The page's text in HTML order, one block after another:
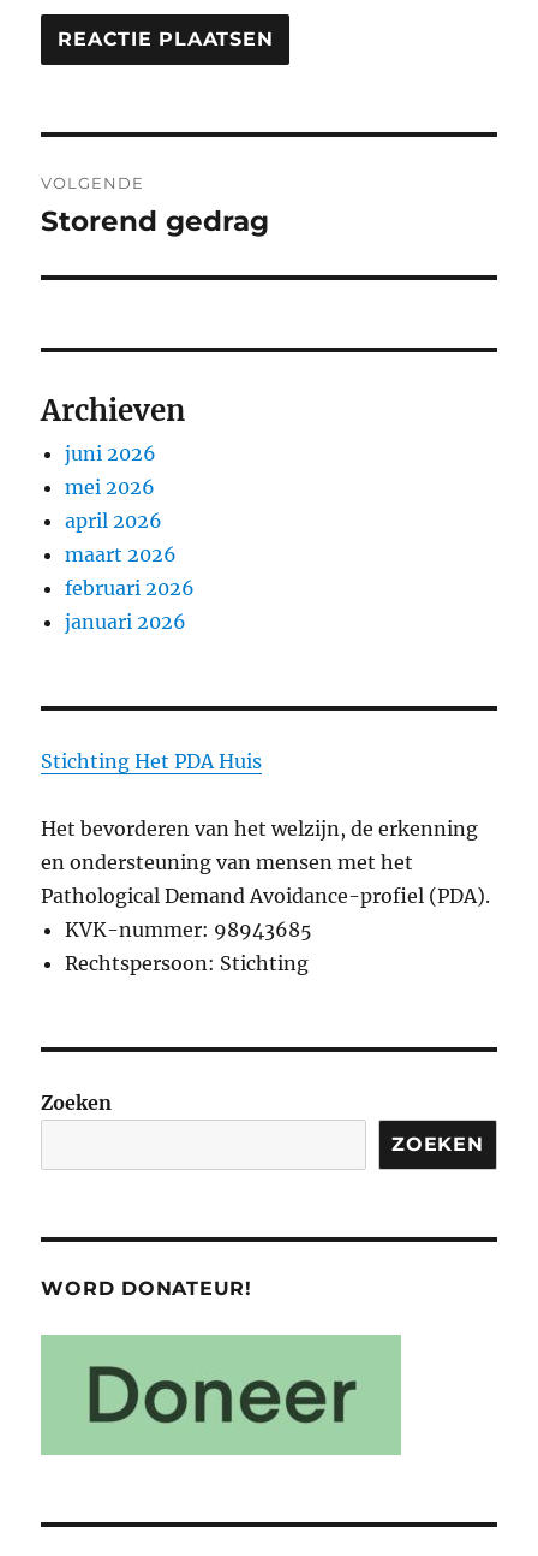
navigatie
VOLGENDE
Volgend
Storend gedrag
Archieven
juni 2026
mei 2026
april 2026
maart 2026
februari 2026
januari 2026
Stichting Het PDA Huis
Het bevorderen van het welzijn, de erkenning
en ondersteuning van mensen met het
Pathological Demand Avoidance-profiel (PDA).
KVK-nummer: 98943685
Rechtspersoon: Stichting
Zoeken
ZOEKEN
WORD DONATEUR!